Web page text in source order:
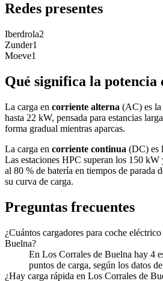
Redes presentes
Iberdrola2
Zunder1
Moeve1
Qué significa la potencia
La carga en corriente alterna (AC) es la
hasta 22 kW, pensada para estancias
forma gradual mientras aparcas.
La carga en corriente continua (DC) es
Las estaciones HPC superan los 150
al 80 % de batería en tiempos de parada
su curva de carga.
Preguntas frecuentes
¿Cuántos cargadores para coche
Buelna?
En Los Corrales de Buelna hay 4
puntos de carga, según los datos
¿Hay carga rápida en Los Corrales de